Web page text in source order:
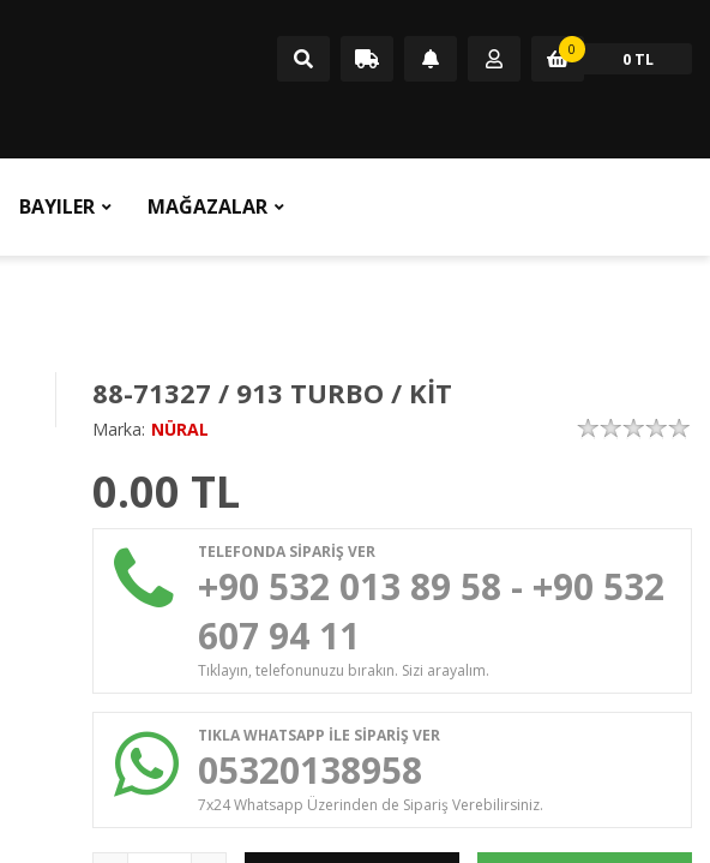
0 0 TL
BAYILER MAĞAZALAR
88-71327 / 913 TURBO / KİT
Marka: NÜRAL
0.00 TL
TELEFONDA SİPARİŞ VER
+90 532 013 89 58 - +90 532
607 94 11
Tıklayın, telefonunuzu bırakın. Sizi arayalım.
TIKLA WHATSAPP İLE SİPARİŞ VER
05320138958
7x24 Whatsapp Üzerinden de Sipariş Verebilirsiniz.